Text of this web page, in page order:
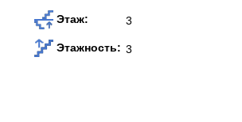
Этаж: 3
Этажность: 3